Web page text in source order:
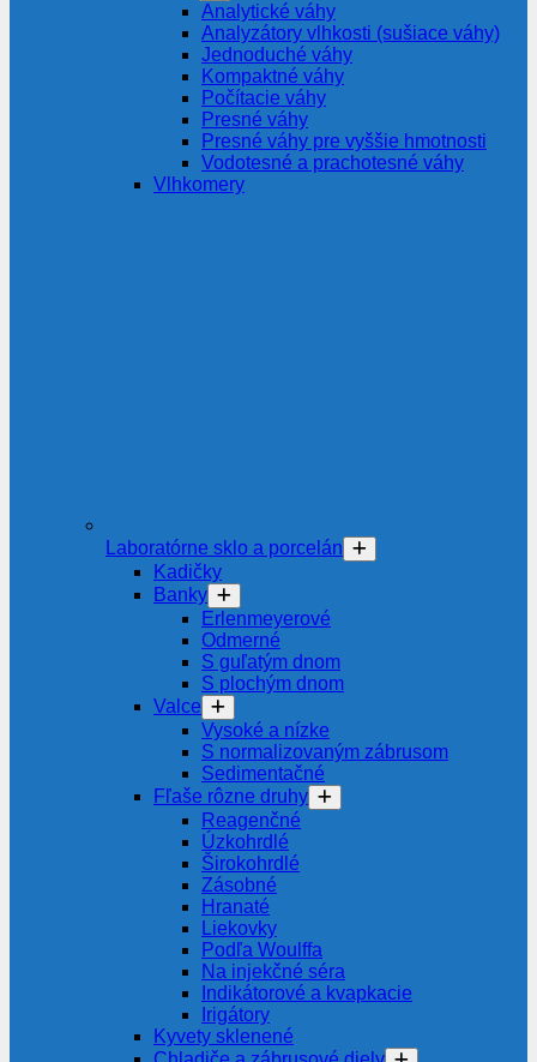
Analytické váhy
Analyzátory vlhkosti (sušiace váhy)
Jednoduché váhy
Kompaktné váhy
Počítacie váhy
Presné váhy
Presné váhy pre vyššie hmotnosti
Vodotesné a prachotesné váhy
Vlhkomery
Laboratórne sklo a porcelán
Kadičky
Banky
Erlenmeyerové
Odmerné
S guľatým dnom
S plochým dnom
Valce
Vysoké a nízke
S normalizovaným zábrusom
Sedimentačné
Fľaše rôzne druhy
Reagenčné
Úzkohrdlé
Širokohrdlé
Zásobné
Hranaté
Liekovky
Podľa Woulffa
Na injekčné séra
Indikátorové a kvapkacie
Irigátory
Kyvety sklenené